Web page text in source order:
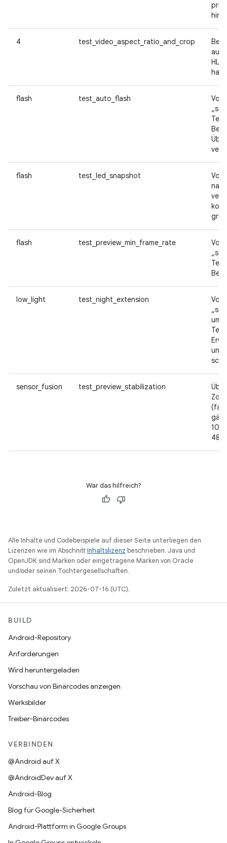
4 test_video_aspect_ratio_and_crop
flash test_auto_flash
Von
flash test_led_snapshot
Von
flash test_preview_min_frame_rate
Von
low_light test_night_extension
Von
um
und
sensor_fusion test_preview_stabilization
War das hilfreich?
Alle Inhalte und Codebeispiele auf dieser Seite unterliegen den
Lizenzen wie im AbschnittInhaltslizenz beschrieben. Java und
OpenJDK sind Marken oder eingetragene Marken von Oracle
und/oder seinen Tochtergesellschaften.
Zuletzt aktualisiert: 2026-07-16 (UTC).
BUILD
Android-Repository
Anforderungen
Wird heruntergeladen
Vorschau von Binärcodes anzeigen
Werksbilder
Treiber-Binärcodes
VERBINDEN
@Android auf X
@AndroidDev auf X
Android-Blog
Blog für Google-Sicherheit
Android-Plattform in Google Groups